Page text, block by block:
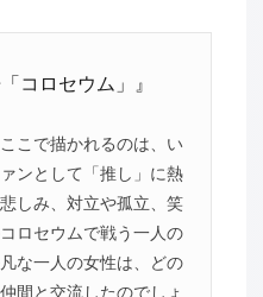
コロセウム」』
こで描かれるのは、い
ンとして「推し」に熱
しみ、対立や孤立、笑
ロセウムで戦う一人の
な一人の女性は、どの
間と交流したのでしょ